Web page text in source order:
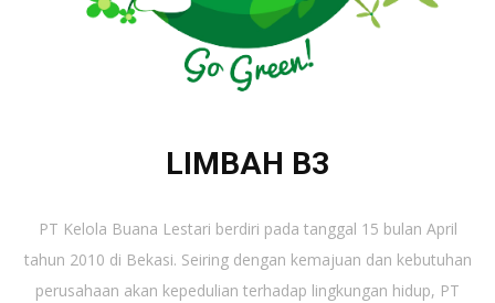
LIMBAH B3
PT Kelola Buana Lestari berdiri pada tanggal 15 bulan April
tahun 2010 di Bekasi. Seiring dengan kemajuan dan kebutuhan
perusahaan akan kepedulian terhadap lingkungan hidup, PT